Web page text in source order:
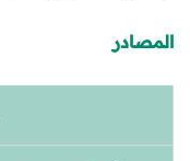
المصادر